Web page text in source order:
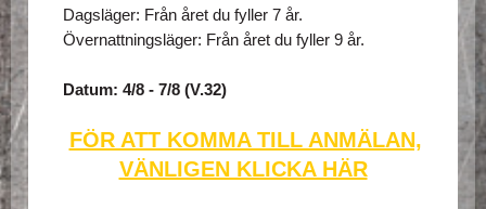
Dagsläger: Från året du fyller 7 år.
Övernattningsläger: Från året du fyller 9 år.
Datum: 4/8 - 7/8 (V.32)
FÖR ATT KOMMA TILL ANMÄLAN,
VÄNLIGEN KLICKA HÄR